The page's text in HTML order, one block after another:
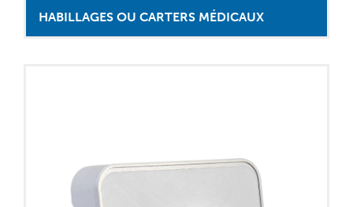
HABILLAGES OU CARTERS MÉDICAUX